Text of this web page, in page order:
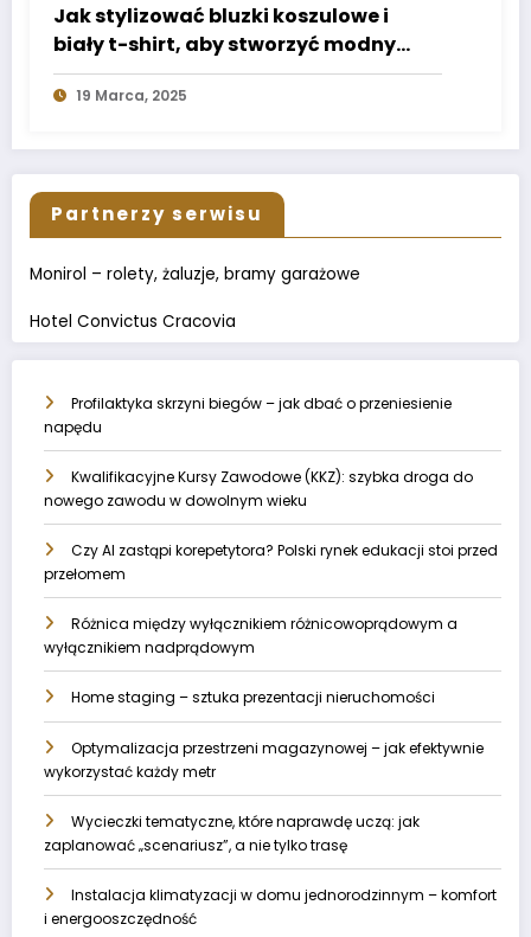
Jak stylizować bluzki koszulowe i
biały t-shirt, aby stworzyć modny
look na każdą okazję?
19 Marca, 2025
Partnerzy serwisu
Monirol – rolety, żaluzje, bramy garażowe
Hotel Convictus Cracovia
Profilaktyka skrzyni biegów – jak dbać o przeniesienie
napędu
Kwalifikacyjne Kursy Zawodowe (KKZ): szybka droga do
nowego zawodu w dowolnym wieku
Czy AI zastąpi korepetytora? Polski rynek edukacji stoi przed
przełomem
Różnica między wyłącznikiem różnicowoprądowym a
wyłącznikiem nadprądowym
Home staging – sztuka prezentacji nieruchomości
Optymalizacja przestrzeni magazynowej – jak efektywnie
wykorzystać każdy metr
Wycieczki tematyczne, które naprawdę uczą: jak
zaplanować „scenariusz”, a nie tylko trasę
Instalacja klimatyzacji w domu jednorodzinnym – komfort
i energooszczędność